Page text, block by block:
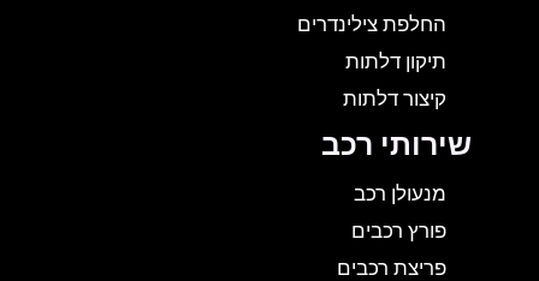
החלפת צילינדרים
תיקון דלתות
קיצור דלתות
שירותי רכב
מנעולן רכב
פורץ רכבים
פריצת רכבים